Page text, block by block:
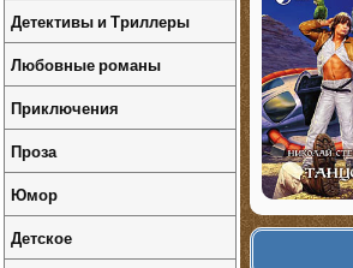
Детективы и Триллеры
Любовные романы
Приключения
Проза
Юмор
Детское